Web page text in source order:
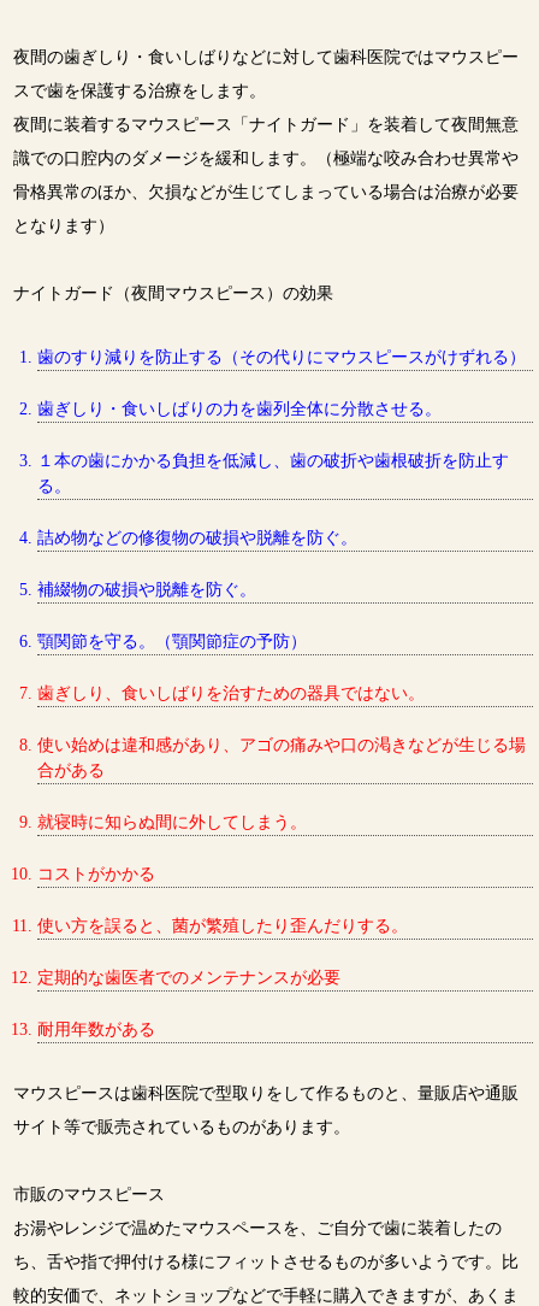
夜間の歯ぎしり・食いしばりなどに対して歯科医院ではマウスピー
スで歯を保護する治療をします。
夜間に装着するマウスピース「ナイトガード」を装着して夜間無意
識での口腔内のダメージを緩和します。（極端な咬み合わせ異常や
骨格異常のほか、欠損などが生じてしまっている場合は治療が必要
となります）
ナイトガード（夜間マウスピース）の効果
歯のすり減りを防止する（その代りにマウスピースがけずれる）
歯ぎしり・食いしばりの力を歯列全体に分散させる。
１本の歯にかかる負担を低減し、歯の破折や歯根破折を防止す
る。
詰め物などの修復物の破損や脱離を防ぐ。
補綴物の破損や脱離を防ぐ。
顎関節を守る。（顎関節症の予防）
歯ぎしり、食いしばりを治すための器具ではない。
使い始めは違和感があり、アゴの痛みや口の渇きなどが生じる場
合がある
就寝時に知らぬ間に外してしまう。
コストがかかる
使い方を誤ると、菌が繁殖したり歪んだりする。
定期的な歯医者でのメンテナンスが必要
耐用年数がある
マウスピースは歯科医院で型取りをして作るものと、量販店や通販
サイト等で販売されているものがあります。
市販のマウスピース
お湯やレンジで温めたマウスペースを、ご自分で歯に装着したの
ち、舌や指で押付ける様にフィットさせるものが多いようです。比
較的安価で、ネットショップなどで手軽に購入できますが、あくま